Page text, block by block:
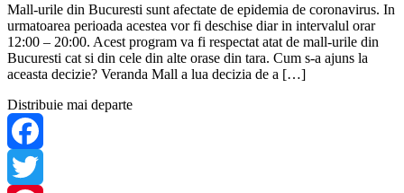
Mall-urile din Bucuresti sunt afectate de epidemia de coronavirus. In
urmatoarea perioada acestea vor fi deschise diar in intervalul orar
12:00 – 20:00. Acest program va fi respectat atat de mall-urile din
Bucuresti cat si din cele din alte orase din tara. Cum s-a ajuns la
aceasta decizie? Veranda Mall a lua decizia de a […]
Distribuie mai departe
Facebook